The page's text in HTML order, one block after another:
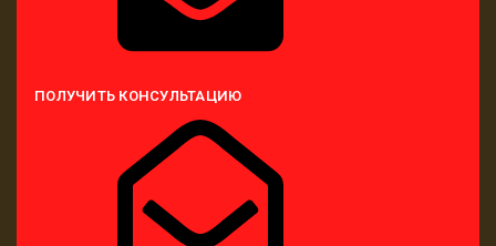
ПОЛУЧИТЬ КОНСУЛЬТАЦИЮ